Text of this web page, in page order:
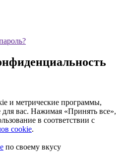
и метрические программы,
для вас. Нажимая «Принять все»,
в соответствии с
cookie.
по своему вкусу